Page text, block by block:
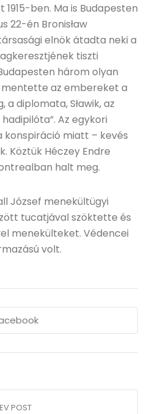
ben. Ma is Budapesten
22-én Bronisław
elnök átadta neki a
tiszti
három olyan
az embereket a
diplomata, Sławik, az
hadipilóta”. Az egykori
konspiráció miatt – kevés
Köztük Héczey Endre
halt meg.
József menekültügyi
tucatjával szöktette és
menekülteket. Védencei
volt.
POST